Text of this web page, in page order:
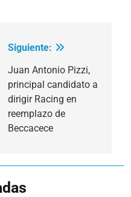
Siguiente:
Juan Antonio Pizzi,
principal candidato a
dirigir Racing en
reemplazo de
Beccacece